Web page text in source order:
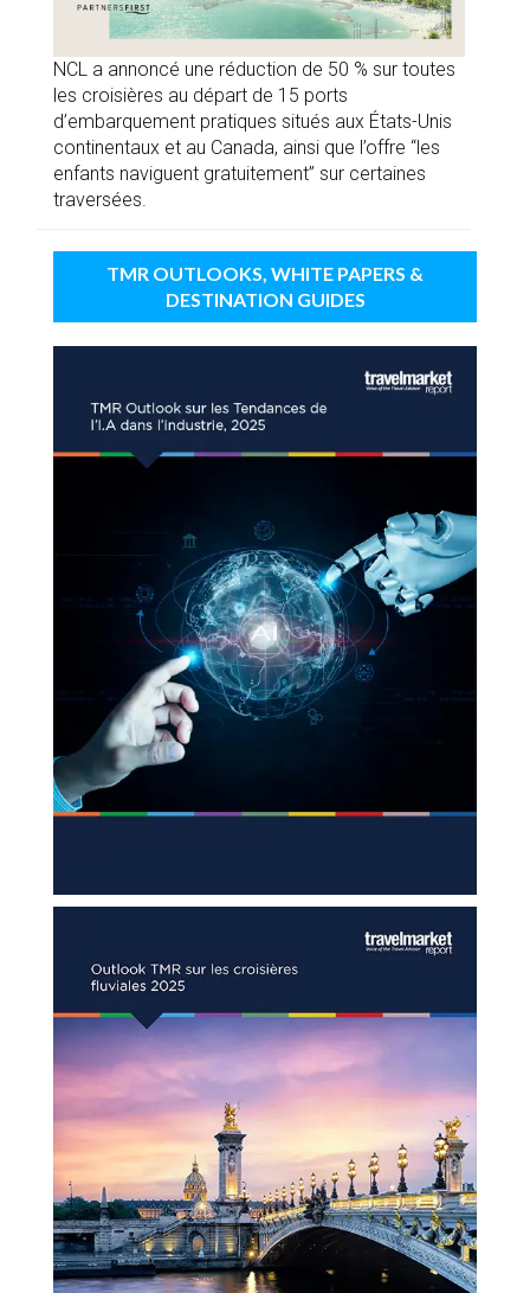
NCL a annoncé une réduction de 50 % sur toutes
les croisières au départ de 15 ports
d’embarquement pratiques situés aux États-Unis
continentaux et au Canada, ainsi que l’offre “les
enfants naviguent gratuitement” sur certaines
traversées.
TMR OUTLOOKS, WHITE PAPERS &
DESTINATION GUIDES